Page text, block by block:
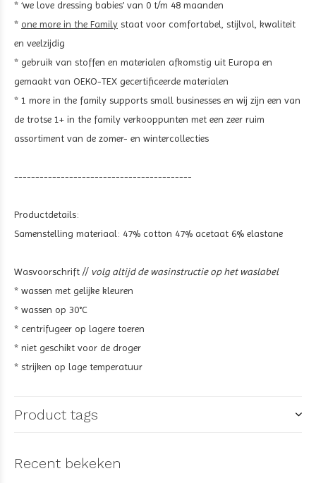
* ‘we love dressing babies’ van 0 t/m 48 maanden
* one more in the Family staat voor comfortabel, stijlvol, kwaliteit
en veelzijdig
* gebruik van stoffen en materialen afkomstig uit Europa en
gemaakt van OEKO-TEX gecertificeerde materialen
* 1 more in the family supports small businesses en wij zijn een van
de trotse 1+ in the family verkooppunten met een zeer ruim
assortiment van de zomer- en wintercollecties
------------------------------------------
Productdetails:
Samenstelling materiaal: 47% cotton 47% acetaat 6% elastane
Wasvoorschrift // volg altijd de wasinstructie op het waslabel
* wassen met gelijke kleuren
* wassen op 30°C
* centrifugeer op lagere toeren
* niet geschikt voor de droger
* strijken op lage temperatuur
Product tags
Recent bekeken